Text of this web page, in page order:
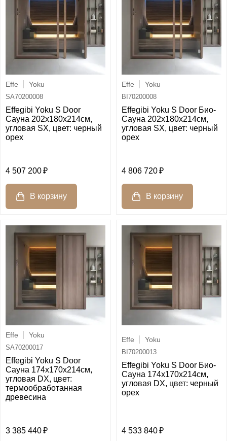
Effe Yoku
SA70200008
Effegibi Yoku S Door
Сауна 202x180х214см,
угловая SX, цвет: черный
орех
4 507 200
Effe Yoku
BI70200008
Effegibi Yoku S Door Био-
Сауна 202x180х214см,
угловая SX, цвет: черный
орех
4 806 720
Effe Yoku
SA70200017
Effegibi Yoku S Door
Сауна 174x170х214см,
угловая DX, цвет:
термообработанная
древесина
3 385 440
Effe Yoku
BI70200013
Effegibi Yoku S Door Био-
Сауна 174x170х214см,
угловая DX, цвет: черный
орех
4 533 840